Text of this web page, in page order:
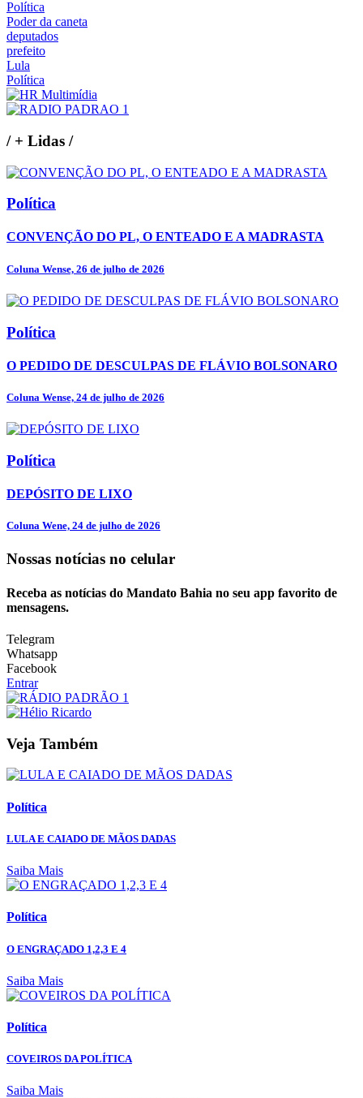
Política
Poder da caneta
deputados
prefeito
Lula
Política
/+ Lidas /
Política
CONVENÇÃO DO PL, O ENTEADO E A MADRASTA
Coluna Wense, 26 de julho de 2026
Política
O PEDIDO DE DESCULPAS DE FLÁVIO BOLSONARO
Coluna Wense, 24 de julho de 2026
Política
DEPÓSITO DE LIXO
Coluna Wene, 24 de julho de 2026
Nossas notícias no celular
Receba as notícias do Mandato Bahia no seu app favorito de
mensagens.
Telegram
Whatsapp
Facebook
Entrar
Veja Também
Política
LULA E CAIADO DE MÃOS DADAS
Saiba Mais
Política
O ENGRAÇADO 1,2,3 E 4
Saiba Mais
Política
COVEIROS DA POLÍTICA
Saiba Mais